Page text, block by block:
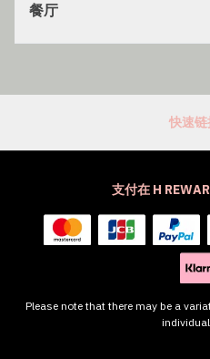
餐厅
快速
支付在 H
Please note that there may be a